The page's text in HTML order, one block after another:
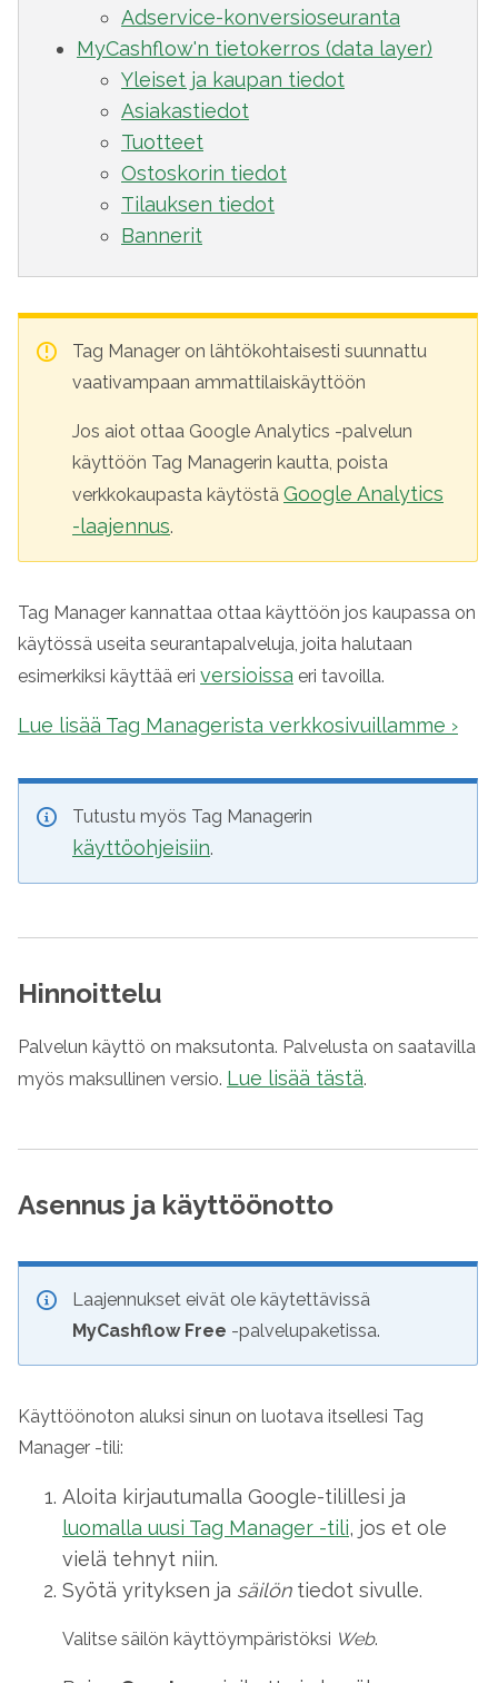
Adservice-konversioseuranta
MyCashflow'n tietokerros (data layer)
Yleiset ja kaupan tiedot
Asiakastiedot
Tuotteet
Ostoskorin tiedot
Tilauksen tiedot
Bannerit
Tag Manager on lähtökohtaisesti suunnattu
vaativampaan ammattilaiskäyttöön
Jos aiot ottaa Google Analytics -palvelun
käyttöön Tag Managerin kautta, poista
verkkokaupasta käytöstä Google Analytics
-laajennus.
Tag Manager kannattaa ottaa käyttöön jos kaupassa on
käytössä useita seurantapalveluja, joita halutaan
esimerkiksi käyttää eri versioissa eri tavoilla.
Lue lisää Tag Managerista verkkosivuillamme ›
Tutustu myös Tag Managerin
käyttöohjeisiin.
Hinnoittelu
Palvelun käyttö on maksutonta. Palvelusta on saatavilla
myös maksullinen versio. Lue lisää tästä.
Asennus ja käyttöönotto
Laajennukset eivät ole käytettävissä
MyCashflow Free -palvelupaketissa.
Käyttöönoton aluksi sinun on luotava itsellesi Tag
Manager -tili:
Aloita kirjautumalla Google-tilillesi ja
luomalla uusi Tag Manager -tili, jos et ole
vielä tehnyt niin.
Syötä yrityksen ja säilöntiedot sivulle.
Valitse säilön käyttöympäristöksi Web.